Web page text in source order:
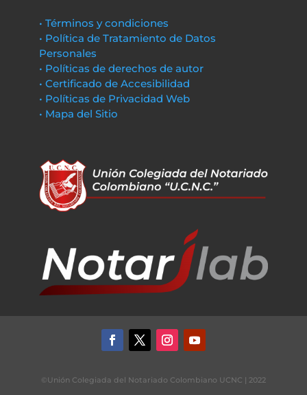
• Términos y condiciones
• Política de Tratamiento de Datos
Personales
• Políticas de derechos de autor
• Certificado de Accesibilidad
• Políticas de Privacidad Web
• Mapa del Sitio
©Unión Colegiada del Notariado Colombiano UCNC | 2022